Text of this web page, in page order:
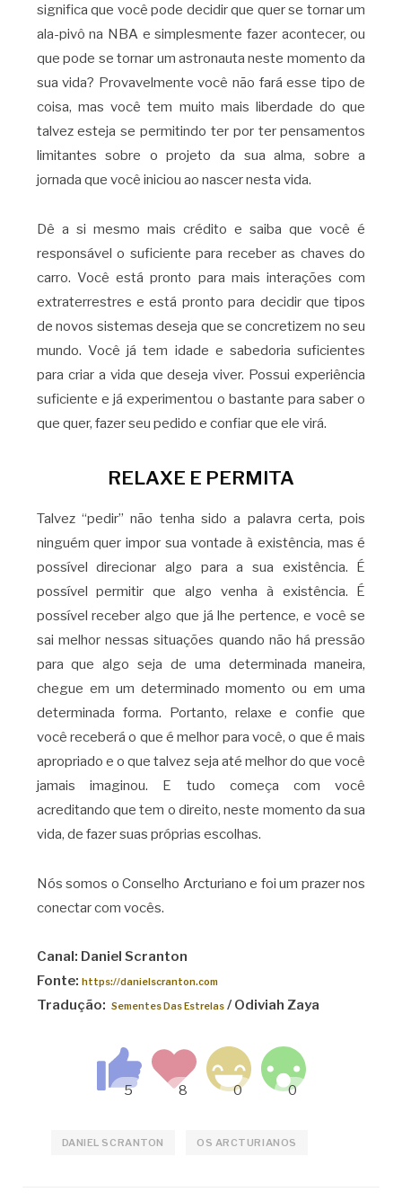
significa que você pode decidir que quer se tornar um
ala-pivô na NBA e simplesmente fazer acontecer, ou
que pode se tornar um astronauta neste momento da
sua vida? Provavelmente você não fará esse tipo de
coisa, mas você tem muito mais liberdade do que
talvez esteja se permitindo ter por ter pensamentos
limitantes sobre o projeto da sua alma, sobre a
jornada que você iniciou ao nascer nesta vida.
Dê a si mesmo mais crédito e saiba que você é
responsável o suficiente para receber as chaves do
carro. Você está pronto para mais interações com
extraterrestres e está pronto para decidir que tipos
de novos sistemas deseja que se concretizem no seu
mundo. Você já tem idade e sabedoria suficientes
para criar a vida que deseja viver. Possui experiência
suficiente e já experimentou o bastante para saber o
que quer, fazer seu pedido e confiar que ele virá.
RELAXE E PERMITA
Talvez “pedir” não tenha sido a palavra certa, pois
ninguém quer impor sua vontade à existência, mas é
possível direcionar algo para a sua existência. É
possível permitir que algo venha à existência. É
possível receber algo que já lhe pertence, e você se
sai melhor nessas situações quando não há pressão
para que algo seja de uma determinada maneira,
chegue em um determinado momento ou em uma
determinada forma. Portanto, relaxe e confie que
você receberá o que é melhor para você, o que é mais
apropriado e o que talvez seja até melhor do que você
jamais imaginou. E tudo começa com você
acreditando que tem o direito, neste momento da sua
vida, de fazer suas próprias escolhas.
Nós somos o Conselho Arcturiano e foi um prazer nos
conectar com vocês.
Canal: Daniel Scranton
Fonte: https://danielscranton.com
Tradução: Sementes Das Estrelas/ Odiviah Zaya
DANIEL SCRANTON OS ARCTURIANOS